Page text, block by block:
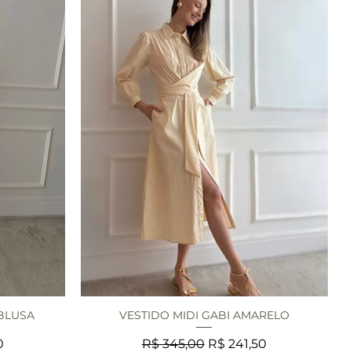
Visualização rápida
VESTIDO MIDI GABI AMARELO
Preço normal
R$ 345,00 Preço promocional
R$ 241,50